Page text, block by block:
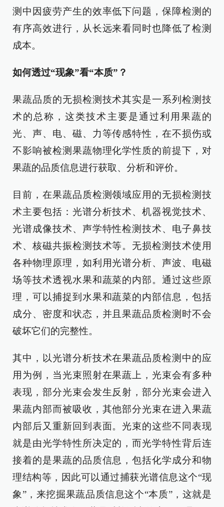
测中因疲劳产生的效率低下问题，保障检测的
有序高效进行，从长远来看同时也降低了检测
成本。
如何透过“现象”看“本质”？
果蔬品质的无损检测技术其实是一系列检测技
术的总称，这类技术主要是通过利用果蔬的
光、声、电、磁、力等传感特性，在不损伤或
不影响被检测果蔬物理化学性质的前提下，对
果蔬的品质信息进行获取、分析和评价。
目前，在果蔬品质检测领域应用的无损检测技
术主要包括：光谱分析技术、机器视觉技术、
光谱成像技术、声学特性检测技术、电子鼻技
术、核磁共振检测技术等。无损检测技术使用
各种物理原理，如利用光谱分析、声波、电磁
场等技术透视水果和蔬菜的内部。通过这些原
理，可以捕捉到水果和蔬菜的内部信息，包括
成分、密度和状态，并且果蔬品质检测时不会
破坏它们的完整性。
其中，以光谱分析技术在果蔬品质检测中的应
用为例，当光束照射在果蔬上，光束会有多种
表现，部分光束会发生反射，部分光束会进入
果蔬内部而被吸收，其他部分光束在进入果蔬
内部后又重新回到表面。光束的这些不同表现
就是由光学特性所决定的，而光学特性背后连
接着的是果蔬的品质信息，包括化学成分和物
理结构等，因此可以通过捕获光谱信息这个“现
象”，来挖掘果蔬品质信息这个“本质”，这就是